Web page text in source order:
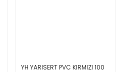
YH YARISERT PVC KIRMIZI 100